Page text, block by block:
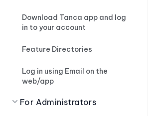
Download Tanca app and log
in to your account
Feature Directories
Log in using Email on the
web/app
For Administrators